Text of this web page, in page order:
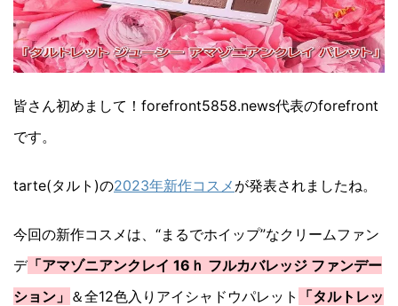
皆さん初めまして！forefront5858.news代表のforefront
です。
tarte(タルト)の2023年新作コスメ が発表されましたね。
今回の新作コスメは、“まるでホイップ”なクリームファン
デ 「アマゾニアンクレイ 16ｈ フルカバレッジ ファンデー
ション」 ＆全12色入りアイシャドウパレット
「タルトレッ